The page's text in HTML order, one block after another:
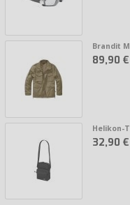
Brandit
89,90 €
Helikon-
32,90 €